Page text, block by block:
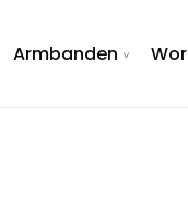
Armbanden